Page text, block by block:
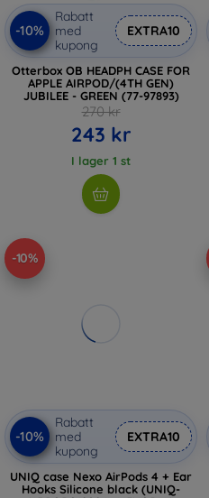
-10%
Rabatt
med
kupong
EXTRA10
Otterbox OB HEADPH CASE FOR
APPLE AIRPOD/(4TH GEN)
JUBILEE - GREEN (77-97893)
270 kr
243 kr
I lager 1 st
-10%
-10%
Rabatt
med
kupong
EXTRA10
UNIQ case Nexo AirPods 4 + Ear
Hooks Silicone black (UNIQ-